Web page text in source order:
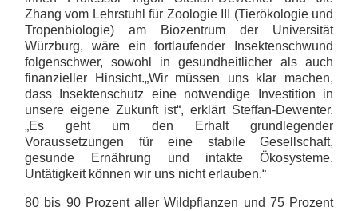
Zhang vom Lehrstuhl für Zoologie III (Tierökologie und
Tropenbiologie) am Biozentrum der Universität
Würzburg, wäre ein fortlaufender Insektenschwund
folgenschwer, sowohl in gesundheitlicher als auch
finanzieller Hinsicht.„Wir müssen uns klar machen,
dass Insektenschutz eine notwendige Investition in
unsere eigene Zukunft ist“, erklärt Steffan-Dewenter.
„Es geht um den Erhalt grundlegender
Voraussetzungen für eine stabile Gesellschaft,
gesunde Ernährung und intakte Ökosysteme.
Untätigkeit können wir uns nicht erlauben.“
80 bis 90 Prozent aller Wildpflanzen und 75 Prozent